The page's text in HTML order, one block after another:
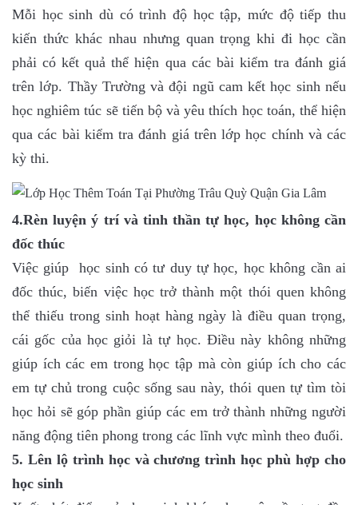
Mỗi học sinh dù có trình độ học tập, mức độ tiếp thu
kiến thức khác nhau nhưng quan trọng khi đi học cần
phải có kết quả thể hiện qua các bài kiểm tra đánh giá
trên lớp. Thầy Trường và đội ngũ cam kết học sinh nếu
học nghiêm túc sẽ tiến bộ và yêu thích học toán, thể hiện
qua các bài kiểm tra đánh giá trên lớp học chính và các
kỳ thi.
4.Rèn luyện ý trí và tinh thần tự học, học không cần
đốc thúc
Việc giúp học sinh có tư duy tự học, học không cần ai
đốc thúc, biến việc học trở thành một thói quen không
thể thiếu trong sinh hoạt hàng ngày là điều quan trọng,
cái gốc của học giỏi là tự học. Điều này không những
giúp ích các em trong học tập mà còn giúp ích cho các
em tự chủ trong cuộc sống sau này, thói quen tự tìm tòi
học hỏi sẽ góp phần giúp các em trở thành những người
năng động tiên phong trong các lĩnh vực mình theo đuổi.
5. Lên lộ trình học và chương trình học phù hợp cho
học sinh